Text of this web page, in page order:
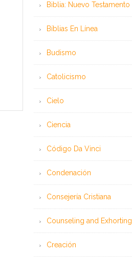
Biblia: Nuevo Testamento
Bíblias En Línea
Budismo
Catolicismo
Cielo
Ciencia
Código Da Vinci
Condenación
Consejería Cristiana
Counseling and Exhorting
Creación